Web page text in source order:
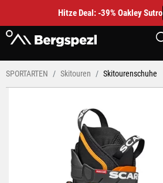
Hitze Deal: -39% Oakley Sutro
SPORTARTEN Skitouren Skitourenschuhe